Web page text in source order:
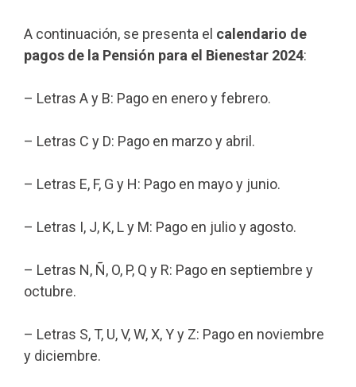
A continuación, se presenta el calendario de
pagos de la Pensión para el Bienestar 2024:
– Letras A y B: Pago en enero y febrero.
– Letras C y D: Pago en marzo y abril.
– Letras E, F, G y H: Pago en mayo y junio.
– Letras I, J, K, L y M: Pago en julio y agosto.
– Letras N, Ñ, O, P, Q y R: Pago en septiembre y
octubre.
– Letras S, T, U, V, W, X, Y y Z: Pago en noviembre
y diciembre.